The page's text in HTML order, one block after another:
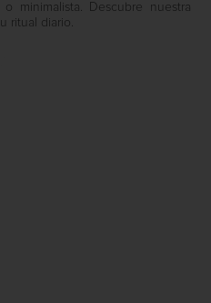
minimalista. Descubre nuestra
ritual diario.